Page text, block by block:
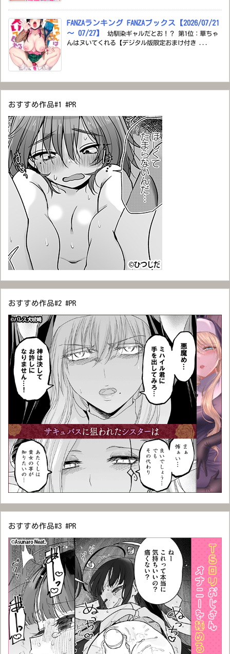
FANZAランキング FANZAブックス【2026/07/21
～ 07/27】
幼馴染ギャルだとお！？ 第1位：華ちゃ
んはヌいてくれる【デジタル版限定おまけ付き ...
おすすめ作品#1 #PR
おすすめ作品#2 #PR
おすすめ作品#3 #PR